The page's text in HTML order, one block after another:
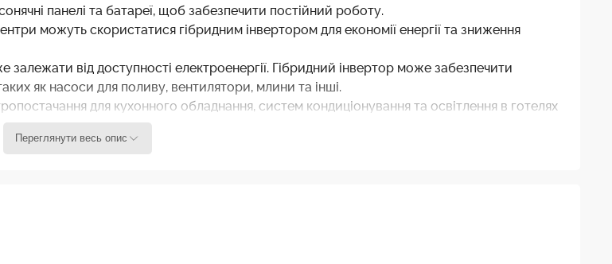
панелі та батареї, щоб забезпечити постійний роботу.
можуть скористатися гібридним інвертором для економії енергії та зниження
залежати від доступності електроенергії. Гібридний інвертор може забезпечити
як насоси для поливу, вентилятори, млини та інші.
для кухонного обладнання, систем кондиціонування та освітлення в готелях
електропостачання в лікарнях та інших медичних установах. Гібридний інвертор може
на будівельних майданчиках, особливо на віддалених місцях, де немає доступу
Переглянути весь опис